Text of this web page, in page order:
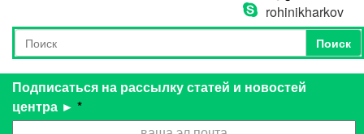
rohinikharkov
Форма поиска
Поиск
Поиск
Подписаться на рассылку статей и новостей
центра ► *